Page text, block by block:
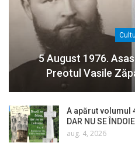
5 August 1976.
Preotul Vasile
A apărut volumul
DAR NU SE
aug. 4, 2026